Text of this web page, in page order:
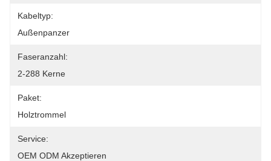
Kabeltyp:
Außenpanzer
Faseranzahl:
2-288 Kerne
Paket:
Holztrommel
Service:
OEM ODM Akzeptieren